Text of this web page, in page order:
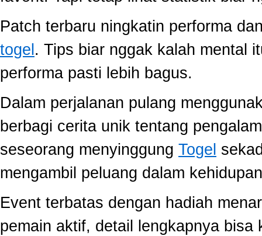
Patch terbaru ningkatin performa
togel . Tips biar nggak kalah mental
performa pasti lebih bagus.
Dalam perjalanan pulang
berbagi cerita unik tentang
seseorang menyinggung Togel
mengambil peluang dalam
Event terbatas dengan hadiah
pemain aktif, detail lengkapnya